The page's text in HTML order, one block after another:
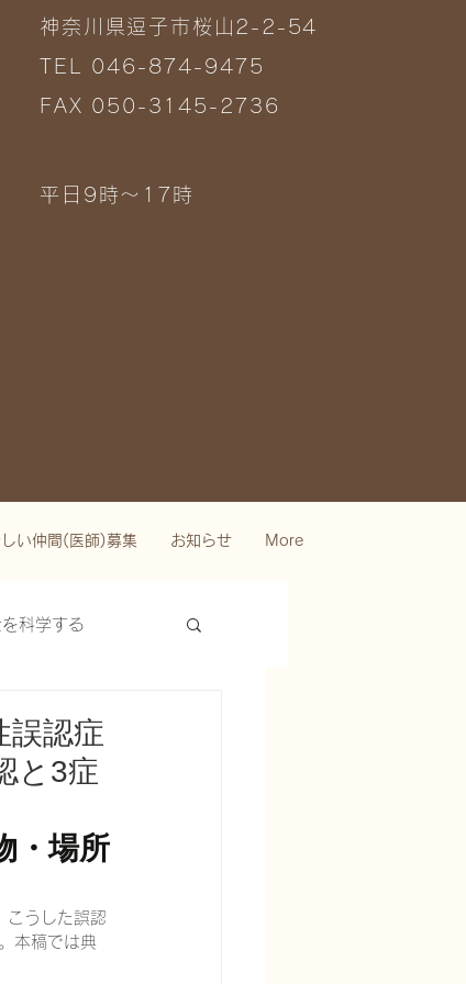
神奈川県逗子市桜山2-2-54
TEL 046-874-9475
FAX 050-3145-2736
平日9時～17時
い仲間(医師)募集 お知らせ More
科学する
認症
と3症
・場所
こうした誤認
本稿では典